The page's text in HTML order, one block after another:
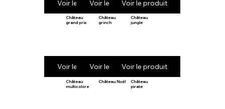
Voir le produitVoir le produitVoir le produit
Château
grand prix
Voir le produit
Château
grinch
Voir le produit
Château
jungle
Voir le produit
Château
multicolore
Château Noël
Château
pirate